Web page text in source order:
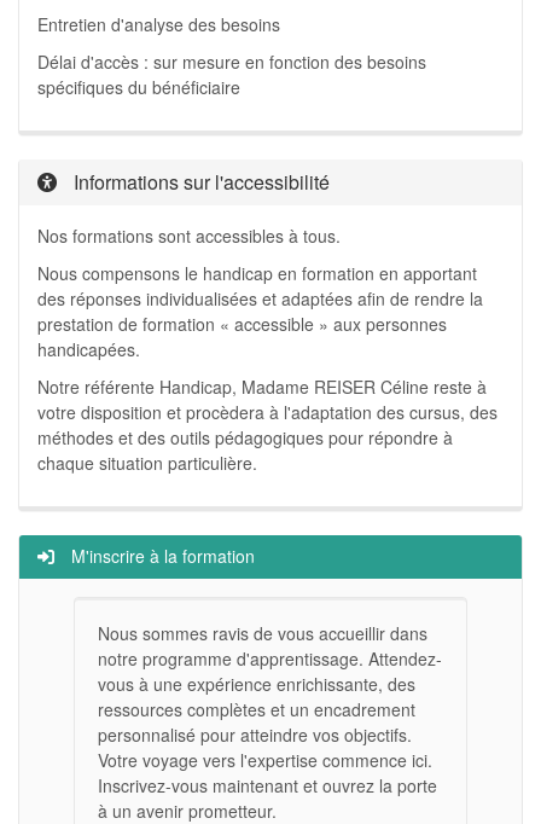
Entretien d'analyse des besoins
Délai d'accès : sur mesure en fonction des besoins
spécifiques du bénéficiaire
Informations sur l'accessibilité
Nos formations sont accessibles à tous.
Nous compensons le handicap en formation en apportant
des réponses individualisées et adaptées afin de rendre la
prestation de formation « accessible » aux personnes
handicapées.
Notre référente Handicap, Madame REISER Céline reste à
votre disposition et procèdera à l'adaptation des cursus, des
méthodes et des outils pédagogiques pour répondre à
chaque situation particulière.
M'inscrire à la formation
Nous sommes ravis de vous accueillir dans
notre programme d'apprentissage. Attendez-
vous à une expérience enrichissante, des
ressources complètes et un encadrement
personnalisé pour atteindre vos objectifs.
Votre voyage vers l'expertise commence ici.
Inscrivez-vous maintenant et ouvrez la porte
à un avenir prometteur.